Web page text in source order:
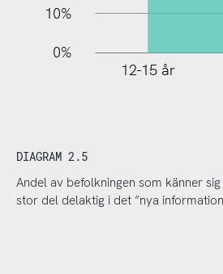
10%
0%
12-15 år
DIAGRAM 2.5
Andel av befolkningen som känner
stor del delaktig i det ”nya